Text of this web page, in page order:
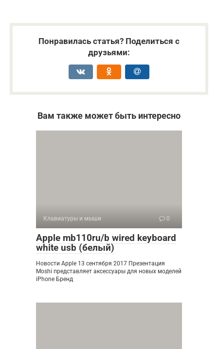
Понравилась статья? Поделиться с
друзьями:
Вам также может быть интересно
Клавиатуры и мыши 0
Apple mb110ru/b wired keyboard
white usb (белый)
Новости Apple 13 сентября 2017 Презентация
Moshi представляет аксессуары для новых моделей
iPhone Бренд